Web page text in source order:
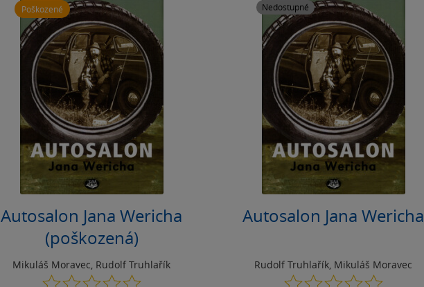
Poškozené
Autosalon Jana Wericha
(poškozená)
Mikuláš Moravec Rudolf Truhlařík
0.0
Nedostupné
Autosalon Jana Wericha
Rudolf Truhlařík Mikuláš Moravec
0.0